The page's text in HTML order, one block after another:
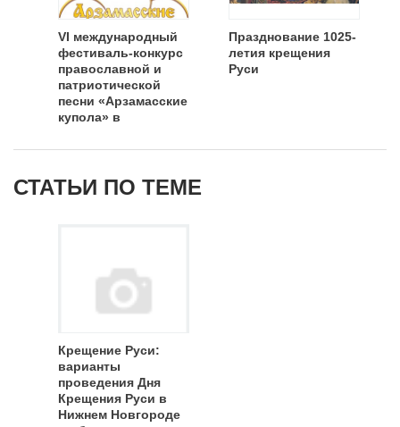
VI международный
фестиваль-конкурс
православной и
патриотической
песни «Арзамасские
купола» в
области
Празднование 1025-
летия крещения
Руси
СТАТЬИ ПО ТЕМЕ
Крещение Руси:
варианты
проведения Дня
Крещения Руси в
Нижнем Новгороде